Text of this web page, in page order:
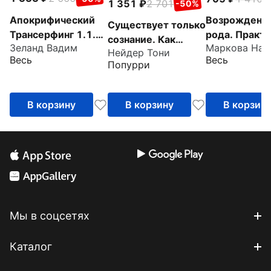
Апокрифический
Трансерфинг 1.1.
Новое издание
Зеланд Вадим
Весь
В корзину
1 351 2 701 -50%
Существует только
сознание. Как
осознанность
преобразит вашу
Нейдер Тони
Попурри
В корзину
рода.
системных
расстановок
Весь
В корзину
Мы в соцсетях
Каталог